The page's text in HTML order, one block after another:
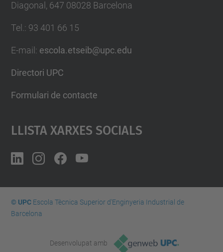
Diagonal, 647 08028 Barcelona
Tel. : 93 401 66 15
E-mail : escola.etseib@upc.edu
Directori UPC
Formulari de contacte
Llista Xarxes Socials
© UPCEscola Tècnica Superior d'Enginyeria Industrial de
Barcelona
Desenvolupat amb